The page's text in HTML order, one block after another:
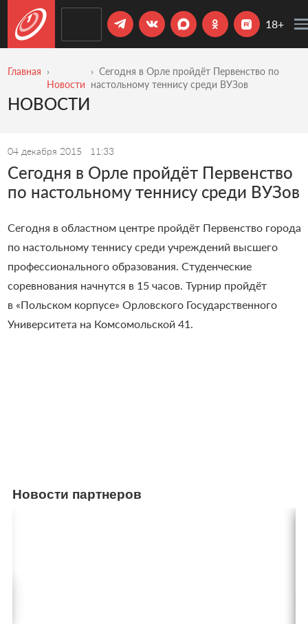
18+
Главная
Новости
Сегодня в Орле пройдёт Первенство по
настольному теннису среди ВУЗов
НОВОСТИ
04 декабря 2015 11:33
Сегодня в Орле пройдёт Первенство
по настольному теннису среди ВУЗов
Сегодня в областном центре пройдёт Первенство города
по настольному теннису среди учреждений высшего
профессионального образования. Студенческие
соревнования начнутся в 15 часов. Турнир пройдёт
в «Польском корпусе» Орловского Государственного
Университета на Комсомольской 41.
Новости партнеров